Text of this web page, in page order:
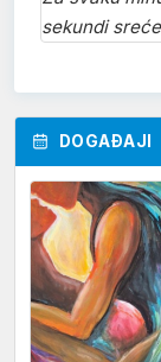
sekundi
DOGAĐAJI